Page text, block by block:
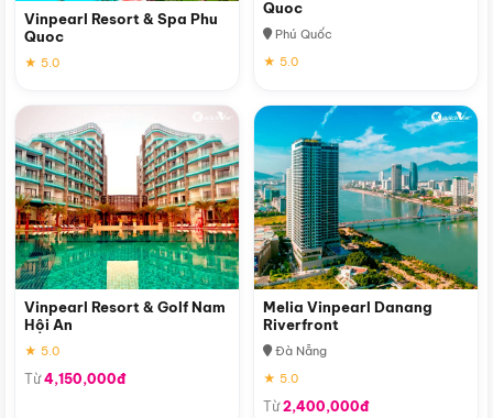
Vinpearl Resort & Spa Phu
Quoc
★ 5.0
Quoc
Phú Quốc
★ 5.0
Vinpearl Resort & Golf Nam
Hội An
★ 5.0
Từ4,150,000đ
Melia Vinpearl Danang
Riverfront
Đà Nẵng
★ 5.0
Từ2,400,000đ